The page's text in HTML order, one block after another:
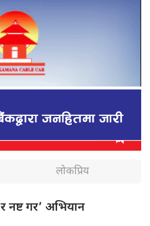
लोकप्रिय
र नष्ट गर’ अभियान